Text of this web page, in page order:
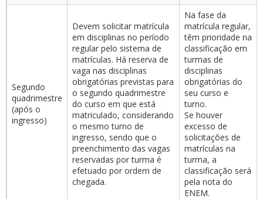
Segundo
quadrimestre
(após o
ingresso)
Devem solicitar matrícula
em disciplinas no período
regular pelo sistema de
matrículas. Há reserva de
vaga nas disciplinas
obrigatórias previstas para
o segundo quadrimestre
do curso em que está
matriculado, considerando
o mesmo turno de
ingresso, sendo que o
preenchimento das vagas
reservadas por turma é
efetuado por ordem de
chegada.
Na fase da
matrícula regular,
têm prioridade na
classificação em
turmas de
disciplinas
obrigatórias do
seu curso e
turno.
Se houver
excesso de
solicitações de
matrículas na
turma, a
classificação será
pela nota do
ENEM.